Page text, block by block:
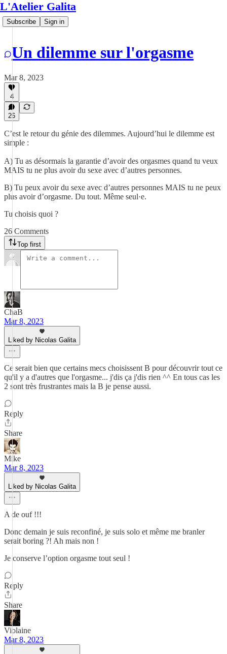
L'Atelier Galita
Subscribe Sign in
Un dilemme sur l'orgasme
Mar 8, 2023
4
26
C’est le retour du génie des dilemmes. Aujourd’hui le dilemme est
simple :
A) Tu as désormais la garantie d’avoir des orgasmes quand tu veux
MAIS tu ne plus avoir du sexe avec d’autres personnes.
B) Tu peux avoir du sexe avec d’autres personnes MAIS tu ne peux
plus avoir d’orgasme. Du tout. Même seul·e.
Tu choisis quoi ?
26 Comments
Top first
ChaB
Mar 8, 2023
Liked by Nicolas Galita
Ce serait bien que certains mecs choisissent B pour découvrir tout ce
qu'il y a d'autres que l'orgasme... j'dis ça j'dis rien ^^ En tous cas les
2 sont très frustrantes mais la B je pense aussi.
Reply
Share
Mike
Mar 8, 2023
Liked by Nicolas Galita
A de ouf !!!
Donc demain je suis reconfiné, je suis solo et même me branler
serait boring ?! Ah mais non !
Je conserve l’option orgasme tout seul !
Reply
Share
Violaine
Mar 8, 2023